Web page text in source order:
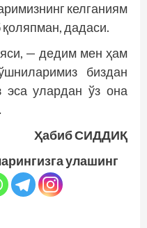
келганиям
дадаси.
— дедим мен ҳам
биздан
эса улардан ўз она
Ҳабиб СИДДИҚ
улашинг